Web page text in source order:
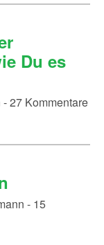
Du es
27 Kommentare
- 15